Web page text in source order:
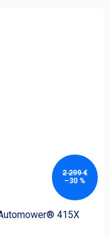
2 299 €
–30 %
415X